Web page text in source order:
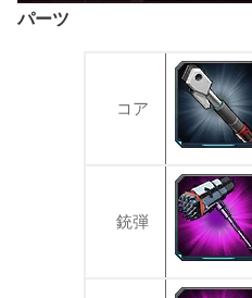
パーツ
コア
銃弾